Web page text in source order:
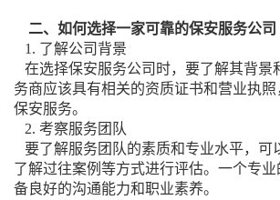
二、如何选择一家可靠的保安服务公司
1. 了解公司背景
在选择保安服务公司时，要了解其背景
务商应该具有相关的资质证书和营业执
保安服务。
2. 考察服务团队
要了解服务团队的素质和专业水平，可
了解过往案例等方式进行评估。一个专
备良好的沟通能力和职业素养。